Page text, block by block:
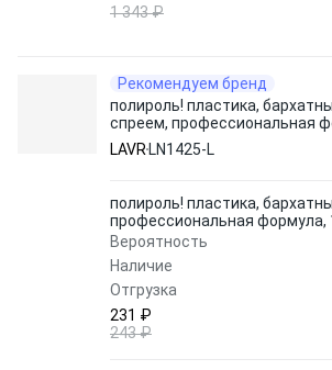
1 343 ₽
Рекомендуем бренд
полироль! пластика,
спреем, профессиональная
120мл\
LAVR LN1425-L
полироль! пластика,
профессиональная формула,
Вероятность
Наличие
Отгрузка
231 ₽
243 ₽